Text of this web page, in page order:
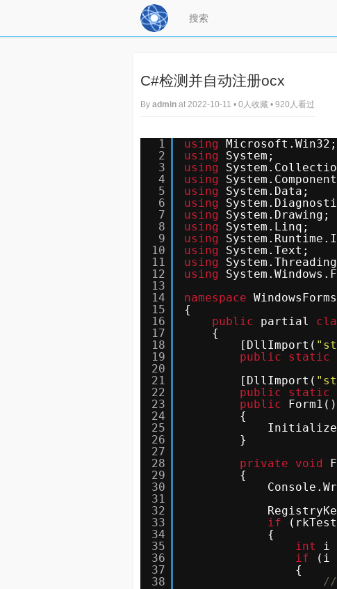
C#检测并自动注册ocx
By admin at 2022-10-11 • 0人收藏 • 920人看过
1
2
3
4
5
6
7
8
9
10
11
12
13
14
15
16
17
18
19
20
21
22
23
24
25
26
27
28
29
30
31
32
33
34
35
36
37
38
using Microsoft.Win32;
using
System;
using
using
using
System.Data;
using
using
System.Drawing;
using
System.Linq;
using
using
System.Text;
using
using
namespace
{
public
partial
{
[DllImport(
public
static
[DllImport(
public
static
public
Form1()
{
}
private
void
{
if
(rkTest
{
int
i
if
(i
{
//